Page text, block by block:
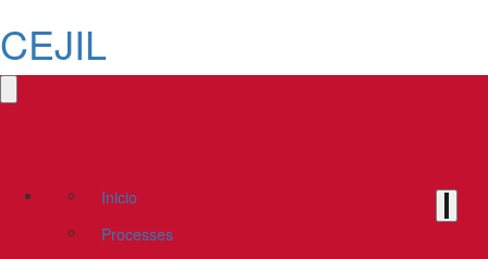
CEJIL
Inicio
Processes